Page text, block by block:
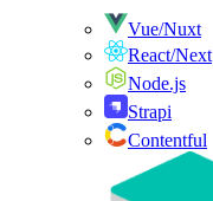
Vue/Nuxt
React/Next
Node.js
Strapi
Contentful